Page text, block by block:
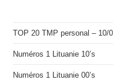
TOP 20 TMP personal – 10/
Numéros 1 Lituanie 10’s
Numéros 1 Lituanie 00’s